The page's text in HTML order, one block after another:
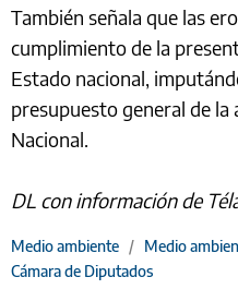
También señala que las
cumplimiento de la
Estado nacional,
presupuesto general de
Nacional.
DL con información de
Medio ambiente / Medio
Cámara de Diputados